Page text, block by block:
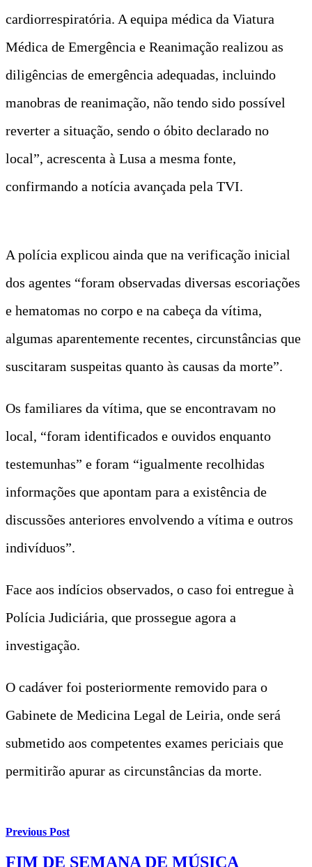
cardiorrespiratória. A equipa médica da Viatura
Médica de Emergência e Reanimação realizou as
diligências de emergência adequadas, incluindo
manobras de reanimação, não tendo sido possível
reverter a situação, sendo o óbito declarado no
local”, acrescenta à Lusa a mesma fonte,
confirmando a notícia avançada pela TVI.
A polícia explicou ainda que na verificação inicial
dos agentes “foram observadas diversas escoriações
e hematomas no corpo e na cabeça da vítima,
algumas aparentemente recentes, circunstâncias que
suscitaram suspeitas quanto às causas da morte”.
Os familiares da vítima, que se encontravam no
local, “foram identificados e ouvidos enquanto
testemunhas” e foram “igualmente recolhidas
informações que apontam para a existência de
discussões anteriores envolvendo a vítima e outros
indivíduos”.
Face aos indícios observados, o caso foi entregue à
Polícia Judiciária, que prossegue agora a
investigação.
O cadáver foi posteriormente removido para o
Gabinete de Medicina Legal de Leiria, onde será
submetido aos competentes exames periciais que
permitirão apurar as circunstâncias da morte.
Previous Post
FIM DE SEMANA DE MÚSICA